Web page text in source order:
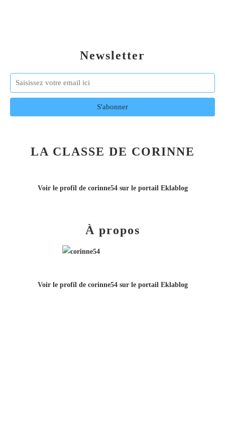
Newsletter
LA CLASSE DE CORINNE
Voir le profil de corinne54sur le portail Eklablog
À propos
Voir le profil de corinne54sur le portail Eklablog